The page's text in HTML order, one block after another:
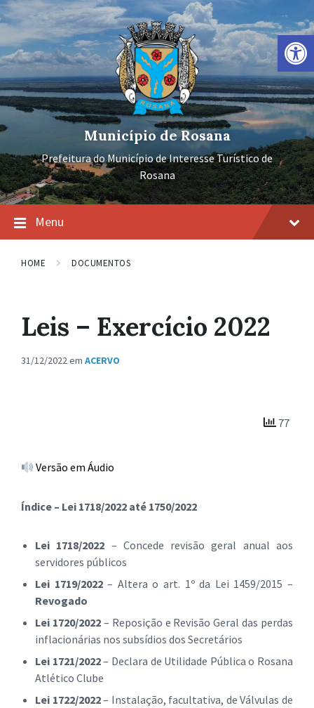
Barra de Ferramentas Aberta
Ir
para
conteúdo
Pular
para
navegação
principal
Pular
para
rodapé
Município de Rosana
Prefeitura do Município de Interesse Turístico de
Rosana
Menu
HOME DOCUMENTOS
Leis – Exercício 2022
31/12/2022em ACERVO
77
Versão em Áudio
Índice – Lei 1718/2022 até 1750/2022
Lei 1718/2022 – Concede revisão geral anual aos
servidores públicos
Lei 1719/2022– Altera o art. 1º da Lei 1459/2015 –
Revogado
Lei 1720/2022– Reposição e Revisão Geral das perdas
inflacionárias nos subsídios dos Secretários
Lei 1721/2022– Declara de Utilidade Pública o Rosana
Atlético Clube
Lei 1722/2022– Instalação, facultativa, de Válvulas de